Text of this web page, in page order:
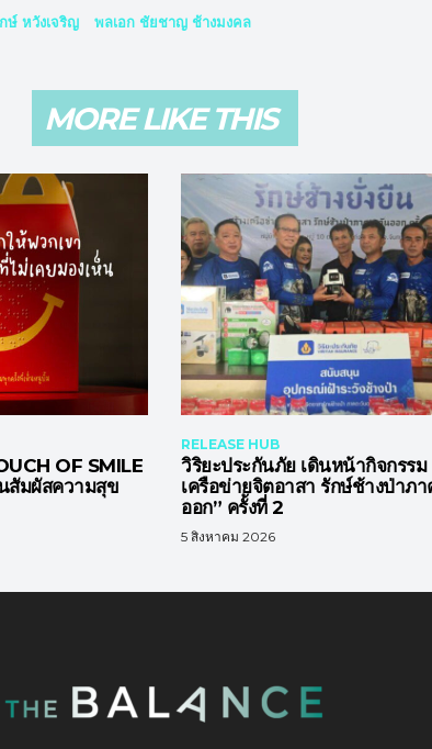
ษ์ หวังเจริญ พลเอก ชัยชาญ ช้างมงคล
MORE LIKE THIS
OF SMILE
สัมผัสความสุข
RELEASE HUB
วิริยะประกันภัย เดินหน้ากิจกรรม
เครือข่ายจิตอาสา รักษ์ช้างป่าภ
ออก” ครั้งที่ 2
5 สิงหาคม 2026